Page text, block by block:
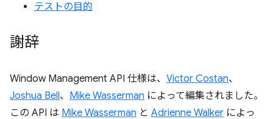
テストの目的
謝辞
Window Management API 仕様は、 Victor Costan、
Joshua Bell、 Mike Wasserman によって編集されました。
この API は Mike Wasserman と Adrienne Walker によっ